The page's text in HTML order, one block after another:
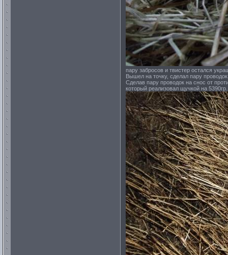
пару забросов и твистер остался
Вышел на точку, сделал пару
Сделав пару проводок на снос от
который реализовал щучкой на 5390гр.